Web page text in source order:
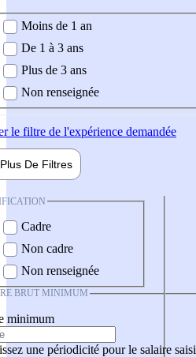
demandée
Moins de 1 an
De 1 à 3 ans
Plus de 3 ans
Non renseignée
le filtre de l'expérience demandée
Plus De Filtres
Cadre
Non cadre
Non renseignée
BRUT MINIMUM
minimum
une périodicité pour le salaire saisi